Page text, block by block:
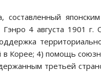
составленный
4 августа 1901 г.
Корее; 4) помощь
третьей